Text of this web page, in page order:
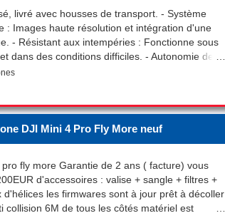
livré avec housses de transport. - Système
: Images haute résolution et intégration d'une
- Résistant aux intempéries : Fonctionne sous
dans des conditions difficiles. - Autonomie de
pour les missions industrielles et
: Fonctionne dans des
chauds et froids. - Télémètre laser :
de la cible jusqu'à 1 200 mètres. -
Hub 2 : Permet une planification et une
des missions.
DJI Mini 4 Pro Fly More neuf
fly more Garantie de 2 ans ( facture) vous
d'accessoires : valise + sangle + filtres +
d'hélices les firmwares sont à jour prêt à décoller
collision 6M de tous les côtés matériel est